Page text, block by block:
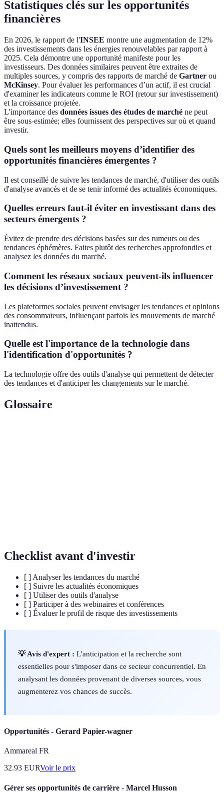
Statistiques clés sur les opportunités
financières
En 2026, le rapport de l'INSEE montre une augmentation de 12%
des investissements dans les énergies renouvelables par rapport à
2025. Cela démontre une opportunité manifeste pour les
investisseurs. Des données similaires peuvent être extraites de
multiples sources, y compris des rapports de marché de Gartner ou
McKinsey. Pour évaluer les performances d’un actif, il est crucial
d'examiner les indicateurs comme le ROI (retour sur investissement)
et la croissance projetée.
L'importance des données issues des études de marché ne peut
être sous-estimée; elles fournissent des perspectives sur où et quand
investir.
Quels sont les meilleurs moyens d’identifier des
opportunités financières émergentes ?
Il est conseillé de suivre les tendances de marché, d'utiliser des outils
d'analyse avancés et de se tenir informé des actualités économiques.
Quelles erreurs faut-il éviter en investissant dans des
secteurs émergents ?
Évitez de prendre des décisions basées sur des rumeurs ou des
tendances éphémères. Faites plutôt des recherches approfondies et
analysez les données du marché.
Comment les réseaux sociaux peuvent-ils influencer
les décisions d’investissement ?
Les plateformes sociales peuvent envisager les tendances et opinions
des consommateurs, influençant parfois les mouvements de marché
inattendus.
Quelle est l'importance de la technologie dans
l'identification d'opportunités ?
La technologie offre des outils d'analyse qui permettent de détecter
des tendances et d'anticiper les changements sur le marché.
Glossaire
Checklist avant d'investir
[ ] Analyser les tendances du marché
[ ] Suivre les actualités économiques
[ ] Utiliser des outils d'analyse
[ ] Participer à des webinaires et conférences
[ ] Évaluer le profil de risque des investissements
💡 Avis d'expert : L'anticipation et la recherche sont
essentielles pour s'imposer dans ce secteur concurrentiel. En
analysant les données provenant de diverses sources, vous
augmenterez vos chances de succès.
Opportunités - Gerard Papier-wagner
Ammareal FR
32.93 EURVoir le prix
Gérer ses opportunités de carrière - Marcel Husson